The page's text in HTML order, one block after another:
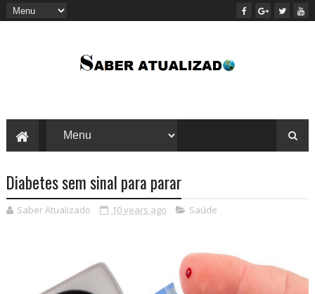
Diabetes sem sinal para parar
Saber Atualizado 10 years ago Saúde